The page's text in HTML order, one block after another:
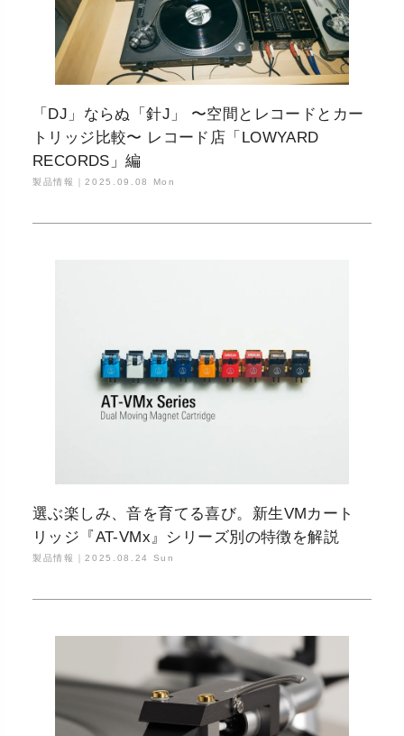
「DJ」ならぬ「針J」 〜空間とレコードとカー
トリッジ比較〜 レコード店「LOWYARD
RECORDS」編
製品情報｜2025.09.08 Mon
選ぶ楽しみ、音を育てる喜び。新生VMカート
リッジ『AT-VMx』シリーズ別の特徴を解説
製品情報｜2025.08.24 Sun